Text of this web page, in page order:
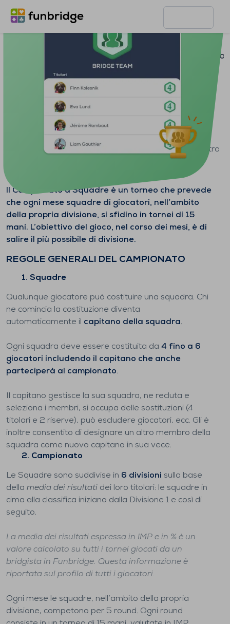
Funzionalità
Campionato a Squadre
Crea o unisciti ad una squadra di 4 o 6 giocatori e entra
Il Campionato a Squadre è un torneo che prevede
che ogni mese squadre di giocatori, nell’ambito
della propria divisione, si sfidino in tornei di 15
mani. L’obiettivo del gioco, nel corso dei mesi, è di
salire il più possibile di divisione.
REGOLE GENERALI DEL CAMPIONATO
1. Squadre
Qualunque giocatore può costituire una squadra. Chi
ne comincia la costituzione diventa
automaticamente il capitano della squadra.
Ogni squadra deve essere costituita da 4 fino a 6
giocatori includendo il capitano che anche
parteciperà al campionato.
Il capitano gestisce la sua squadra, ne recluta e
seleziona i membri, si occupa delle sostituzioni (4
titolari e 2 riserve), può escludere giocatori, ecc. Gli è
inoltre consentito di designare un altro membro della
squadra come nuovo capitano in sua vece.
2. Campionato
Le Squadre sono suddivise in 6 divisioni sulla base
della media dei risultati dei loro titolari: le squadre in
cima alla classifica iniziano dalla Divisione 1 e così di
seguito.
La media dei risultati espressa in IMP e in % è un
valore calcolato su tutti i tornei giocati da un
bridgista in Funbridge. Questa informazione è
riportata sul profilo di tutti i giocatori.
Ogni mese le squadre, nell’ambito della propria
divisione, competono per 5 round. Ogni round